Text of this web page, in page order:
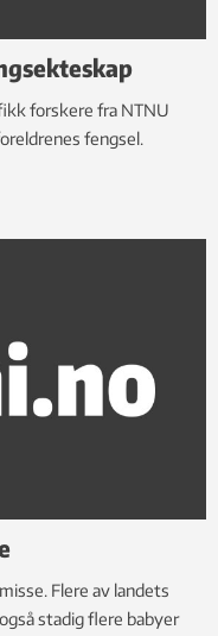
forskere fra NTNU
fengsel.
Flere av landets
stadig flere babyer